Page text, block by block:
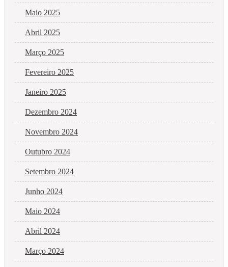
Maio 2025
Abril 2025
Março 2025
Fevereiro 2025
Janeiro 2025
Dezembro 2024
Novembro 2024
Outubro 2024
Setembro 2024
Junho 2024
Maio 2024
Abril 2024
Março 2024